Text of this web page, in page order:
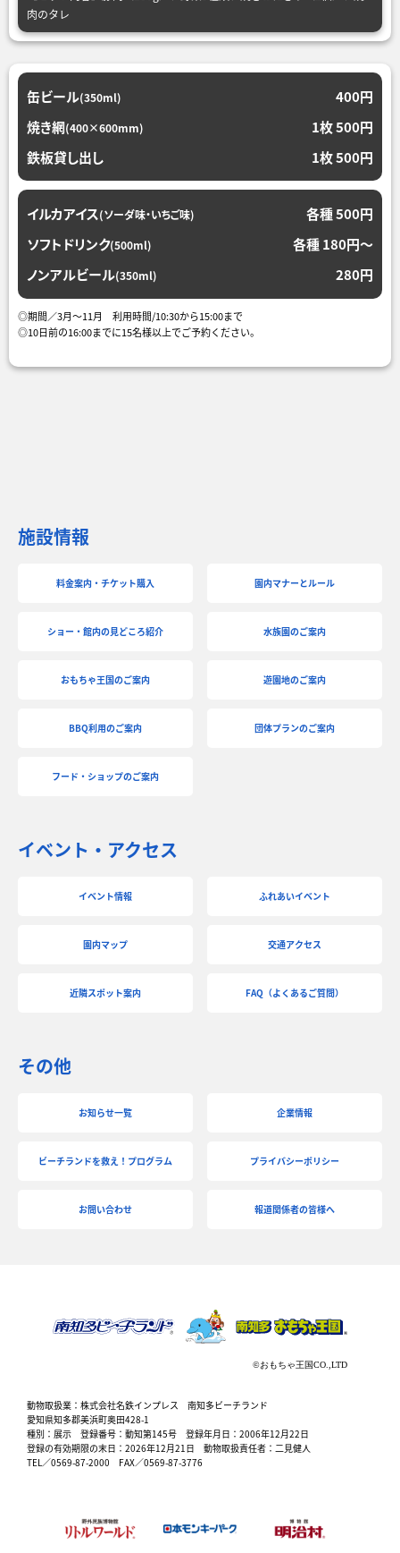
肉のタレ
缶ビール(350ml)
400円
焼き網(400×600mm)
1枚 500円
鉄板貸し出し
1枚 500円
イルカアイス(ソーダ味・いちご味)
各種 500円
ソフトドリンク(500ml)
各種 180円〜
ノンアルビール(350ml) 280円
◎期間／3月～11月 利用時間/10:30から15:00まで
◎10日前の16:00までに15名様以上でご予約ください。
施設情報
料金案内・チケット購入 園内マナーとルール
ショー・館内の見どころ紹介 水族園のご案内
おもちゃ王国のご案内 遊園地のご案内
BBQ利用のご案内 団体プランのご案内
フード・ショップのご案内
イベント・アクセス
イベント情報 ふれあいイベント
園内マップ 交通アクセス
近隣スポット案内 FAQ（よくあるご質問）
その他
お知らせ一覧 企業情報
ビーチランドを救え！プログラム プライバシーポリシー
お問い合わせ 報道関係者の皆様へ
動物取扱業：株式会社名鉄インプレス 南知多ビーチランド
愛知県知多郡美浜町奥田428-1
種別：展示 登録番号：動知第145号 登録年月日：2006年12月22日
登録の有効期限の末日：2026年12月21日 動物取扱責任者：二見健人
TEL／0569-87-2000 FAX／0569-87-3776